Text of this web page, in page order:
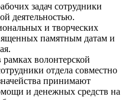
задач сотрудники
деятельностью.
и творческих
памятным датам и
волонтерской
отдела совместно
принимают
и денежных средств на